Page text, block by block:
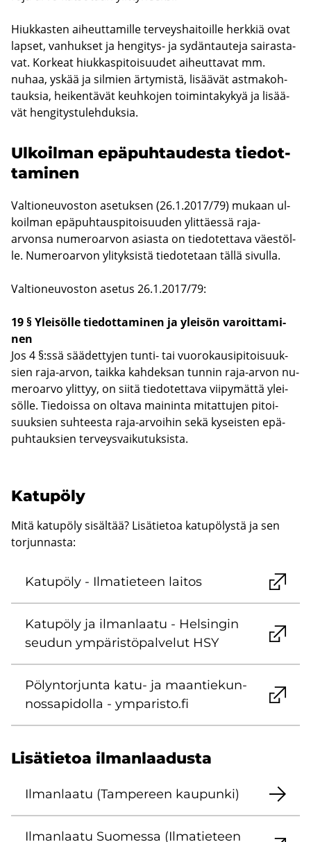
Hiuk­kas­ten ai­heut­ta­mil­le ter­veys­hai­toil­le herk­kiä ovat
lap­set, van­huk­set ja hengitys-​ ja sy­dän­tau­te­ja sai­ras­ta­
vat. Kor­keat hiuk­kas­pi­toi­suu­det ai­heut­ta­vat mm.
nuhaa, yskää ja sil­mien är­ty­mis­tä, li­sää­vät ast­ma­koh­
tauk­sia, hei­ken­tä­vät keuh­ko­jen toi­min­ta­ky­kyä ja li­sää­
vät hen­gi­tys­tu­leh­duk­sia.
Ul­koil­man epä­puh­tau­des­ta tie­dot­
ta­mi­nen
Val­tio­neu­vos­ton ase­tuk­sen (26.1.2017/79) mu­kaan ul­
koil­man epä­puh­taus­pi­toi­suu­den ylit­täes­sä raja-​
arvonsa nu­me­roar­von asias­ta on tie­do­tet­ta­va väes­töl­
le. Nu­me­roar­von yli­tyk­sis­tä tie­do­te­taan tällä si­vul­la.
Val­tio­neu­vos­ton ase­tus 26.1.2017/79:
19 § Ylei­söl­le tie­dot­ta­mi­nen ja ylei­sön va­roit­ta­mi­
nen
Jos 4 §:ssä sää­det­ty­jen tunti-​ tai vuo­ro­kausi­pi­toi­suuk­
sien raja-​arvon, taik­ka kah­dek­san tun­nin raja-​arvon nu­
me­roar­vo ylit­tyy, on siitä tie­do­tet­ta­va vii­py­mät­tä ylei­
söl­le. Tie­dois­sa on ol­ta­va mai­nin­ta mi­tat­tu­jen pi­toi­
suuk­sien suh­tees­ta raja-​arvoihin sekä ky­seis­ten epä­
puh­tauk­sien ter­veys­vai­ku­tuk­sis­ta.
Ka­tu­pö­ly
Mitä katupöly sisältää? Lisätietoa katupölystä ja sen
torjunnasta:
Ka­tu­pö­ly - Il­ma­tie­teen lai­tos
Ka­tu­pö­ly ja il­man­laa­tu - Hel­sin­gin
seu­dun ym­pä­ris­tö­pal­ve­lut HSY
Pö­lyn­tor­jun­ta katu- ja maan­tie­kun­
nos­sa­pi­dol­la - ym­pa­ris­to.fi
Li­sä­tie­toa il­man­laa­dus­ta
Il­man­laa­tu (Tam­pe­reen kau­pun­ki)
Il­man­laa­tu Suo­mes­sa (Il­ma­tie­teen